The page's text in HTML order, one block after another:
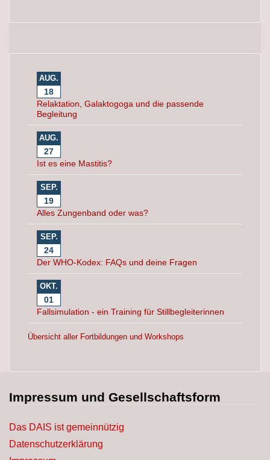
AUG.
18
Relaktation, Galaktogoga und die passende
Begleitung
AUG.
27
Ist es eine Mastitis?
SEP.
19
Alles Zungenband oder was?
SEP.
24
Der WHO-Kodex: FAQs und deine Fragen
OKT.
01
Fallsimulation - ein Training für Stillbegleiterinnen
Übersicht aller Fortbildungen und Workshops
Impressum und Gesellschaftsform
Das DAIS ist gemeinnützig
Datenschutzerklärung